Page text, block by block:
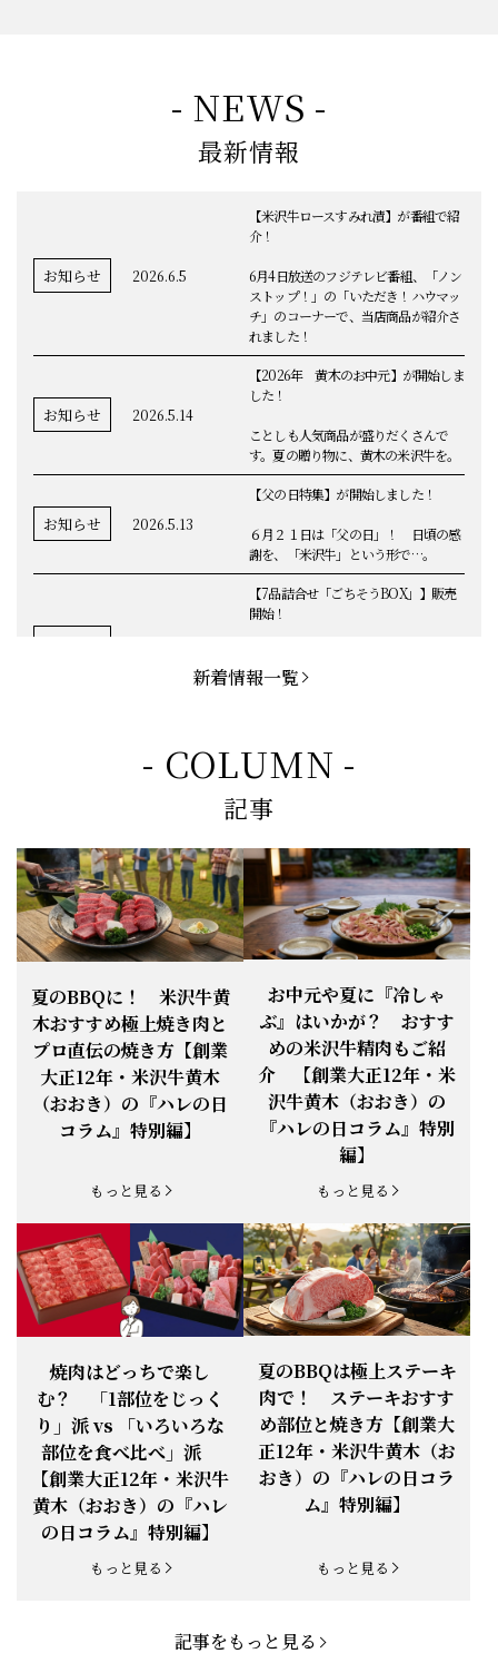
- NEWS -
最新情報
お知らせ 2026.6.5
【米沢牛ロースすみれ漬】が番組で紹
介！
6月4日放送のフジテレビ番組、「ノン
ストップ！」の「いただき！ハウマッ
チ」のコーナーで、当店商品が紹介さ
れました！
お知らせ 2026.5.14
【2026年 黄木のお中元】が開始しま
した！
ことしも人気商品が盛りだくさんで
す。夏の贈り物に、黄木の米沢牛を。
お知らせ 2026.5.13
【父の日特集】が開始しました！
６月２１日は「父の日」！ 日頃の感
謝を、「米沢牛」という形で…。
【7品詰合せ「ごちそうBOX」】販売
開始！
ンチカツ」など、黄木の自慢が詰まっ
てます。
【BBQ(バーベキュー)特集】これから
の時期にぴったりなBBQにオススメな
米沢牛の商品をご紹介いたします。今
回限定のBBQセットや、定番部位のお
すすめ商品もございます！
お知らせ 2026.4.13
【母の日】5月10日の母の日に、
「『ありがとう』の気持ち」をお贈り
できます。
お知らせ 2026.1.25
【ご注意】1月27日（火）は終日、お
電話・FAXが繋がりません（8:30〜
18:00）
お知らせ 2026.1.20
【恵方巻】今年の2月3日は、『米沢牛
恵方巻』を！
お知らせ 2026.1.15
【新商品】『米沢牛だし茶漬け』発売
お知らせ 2025.11.3 「黄木の御歳暮」早割開始！
お知らせ 2025.9.13 「秋分の日」定休日変更のお知らせ
お知らせ 2025.6.16 新登場！一膳ご飯
お知らせ 2025.5.28 「初夏の肉祭り」開催中
お知らせ 2025.5.19 「父の日特集」開催中
お知らせ 2025.4.28 「BBQ企画」開催中！
お知らせ 2025.4.28 「母の日企画」開催中！
新着情報一覧
- COLUMN -
記事
夏のBBQに！ 米沢牛黄
木おすすめ極上焼き肉と
プロ直伝の焼き方【創業
大正12年・米沢牛黄木
（おおき）の『ハレの日
コラム』特別編】
もっと見る
お中元や夏に『冷しゃ
ぶ』はいかが？ おすす
めの米沢牛精肉もご紹
介 【創業大正12年・米
沢牛黄木（おおき）の
『ハレの日コラム』特別
編】
もっと見る
焼肉はどっちで楽し
む？ 「1部位をじっく
り」派 vs 「いろいろな
部位を食べ比べ」派
【創業大正12年・米沢牛
黄木（おおき）の『ハレ
の日コラム』特別編】
もっと見る
夏のBBQは極上ステーキ
肉で！ ステーキおすす
め部位と焼き方【創業大
正12年・米沢牛黄木（お
おき）の『ハレの日コラ
ム』特別編】
もっと見る
記事をもっと見る